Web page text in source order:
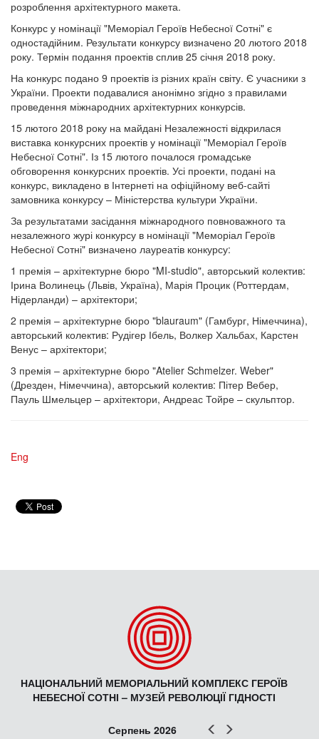
розроблення архітектурного макета.
Конкурс у номінації "Меморіал Героїв Небесної Сотні" є
одностадійним. Результати конкурсу визначено 20 лютого 2018
року. Термін подання проектів сплив 25 січня 2018 року.
На конкурс подано 9 проектів із різних країн світу. Є учасники з
України. Проекти подавалися анонімно згідно з правилами
проведення міжнародних архітектурних конкурсів.
15 лютого 2018 року на майдані Незалежності відкрилася
виставка конкурсних проектів у номінації "Меморіал Героїв
Небесної Сотні". Із 15 лютого почалося громадське
обговорення конкурсних проектів. Усі проекти, подані на
конкурс, викладено в Інтернеті на офіційному веб-сайті
замовника конкурсу – Міністерства культури України.
За результатами засідання міжнародного повноважного та
незалежного журі конкурсу в номінації "Меморіал Героїв
Небесної Сотні" визначено лауреатів конкурсу:
1 премія – архітектурне бюро "MI-studio", авторський колектив:
Ірина Волинець (Львів, Україна), Марія Процик (Роттердам,
Нідерланди) – архітектори;
2 премія – архітектурне бюро "blauraum" (Гамбург, Німеччина),
авторський колектив: Рудігер Ібель, Волкер Хальбах, Карстен
Венус – архітектори;
3 премія – архітектурне бюро "Atelier Schmelzer. Weber"
(Дрезден, Німеччина), авторський колектив: Пітер Вебер,
Пауль Шмельцер – архітектори, Андреас Тойре – скульптор.
Eng
НАЦІОНАЛЬНИЙ МЕМОРІАЛЬНИЙ КОМПЛЕКС ГЕРОЇВ
НЕБЕСНОЇ СОТНІ – МУЗЕЙ РЕВОЛЮЦІЇ ГІДНОСТІ
Попер
Серпень 2026